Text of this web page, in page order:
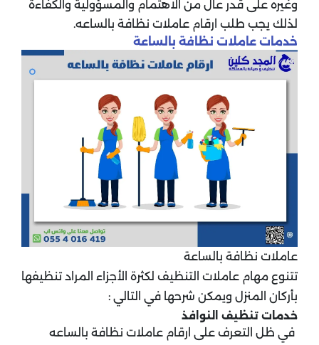
وغيره على قدر عال من الاهتمام والمسؤولية والكفاءة
لذلك يجب طلب ارقام عاملات نظافة بالساعه.
خدمات عاملات نظافة بالساعة
عاملات نظافة بالساعة
تتنوع مهام عاملات التنظيف لكثرة الأجزاء المراد تنظيفها
بأركان المنزل ويمكن شرحها في التالي :
خدمات تنظيف النوافذ
في ظل التعرف على ارقام عاملات نظافة بالساعه